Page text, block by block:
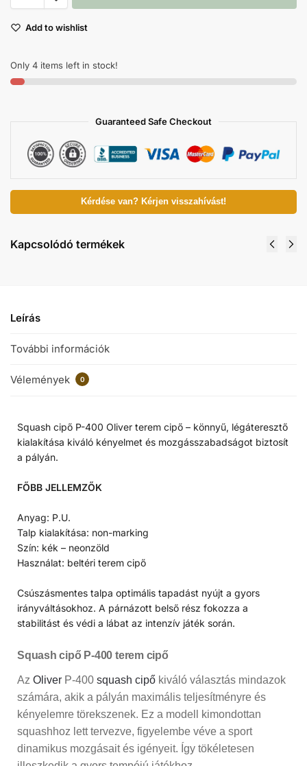
Add to wishlist
Only 4 items left in stock!
Guaranteed Safe Checkout
Kérdése van? Kérjen visszahívást!
Kapcsolódó termékek
Leírás
További információk
Vélemények 0
Squash cipő P-400 Oliver terem cipő – könnyű, légáteresztő
kialakítása kiváló kényelmet és mozgásszabadságot biztosít
a pályán.
FŐBB JELLEMZŐK
Anyag: P.U.
Talp kialakítása: non-marking
Szín: kék – neonzöld
Használat: beltéri terem cipő
Csúszásmentes talpa optimális tapadást nyújt a gyors
irányváltásokhoz. A párnázott belső rész fokozza a
stabilitást és védi a lábat az intenzív játék során.
Squash cipő P-400 terem cipő
Az Oliver P-400 squash cipő kiváló választás mindazok
számára, akik a pályán maximális teljesítményre és
kényelemre törekszenek. Ez a modell kimondottan
squashhoz lett tervezve, figyelembe véve a sport
dinamikus mozgásait és igényeit. Így tökéletesen